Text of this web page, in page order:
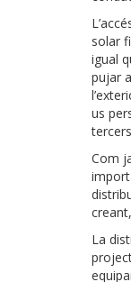
solar
igual
pujar
us
Com
La